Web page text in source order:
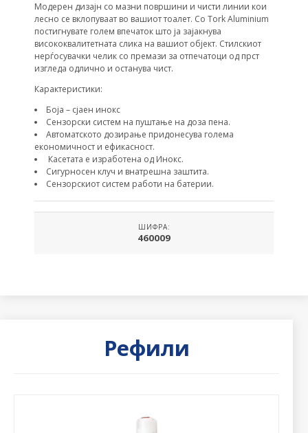
Модерен дизајн со мазни површини и чисти линии кои
лесно се вклопуваат во вашиот тоалет. Со Tork Aluminium
постигнувате голем впечаток што ја зајакнува
висококвалитетната слика на вашиот објект. Стилскиот
нерѓосувачки челик со премази за отпечатоци од прст
изгледа одлично и останува чист.
Карактеристики:
Боја – сјаен инокс
Сензорски систем на пуштање на доза пена.
Автоматското дозирање придонесува голема
економичност и ефикасност.
Касетата е изработена од Инокс.
Сигурносен клуч и внатрешна заштита.
Сензорскиот систем работи на батерии.
ШИФРА:
460009
Рефили